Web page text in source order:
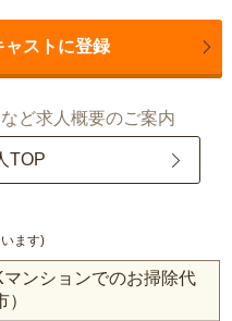
ャストに登録
ど求人概要のご案内
TOP
ます)
マンションでのお掃除代